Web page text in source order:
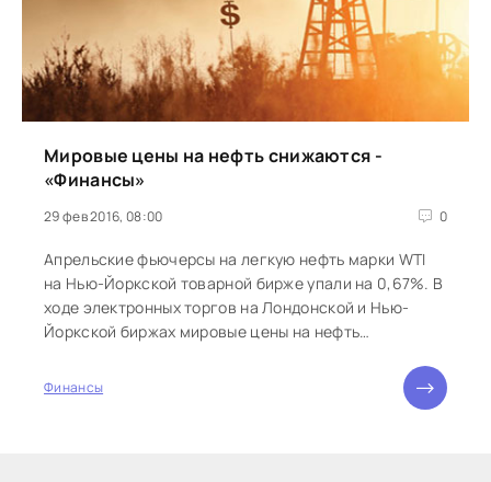
Мировые цены на нефть снижаются -
«Финансы»
29 фев 2016, 08:00 0
Апрельские фьючерсы на легкую нефть марки WTI
на Нью-Йоркской товарной бирже упали на 0,67%. В
ходе электронных торгов на Лондонской и Нью-
Йоркской биржах мировые цены на нефть
торгов, передает Gazeta.ru. Апрельские фьючерсы
Финансы